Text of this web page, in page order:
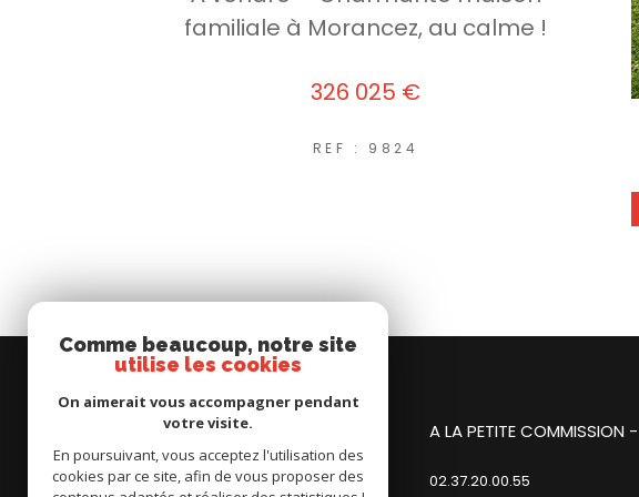
familiale à Morancez, au calme !
326 025 €
REF : 9824
A LA PETITE COMMISSION
02.37.20.00.55
A LA PETITE COMMISSION - DAMMARIE
02.37.84.00.23
Comme beaucoup, notre site
utilise les cookies
On aimerait vous accompagner pendant
votre visite.
En poursuivant, vous acceptez l'utilisation des
cookies par ce site, afin de vous proposer des